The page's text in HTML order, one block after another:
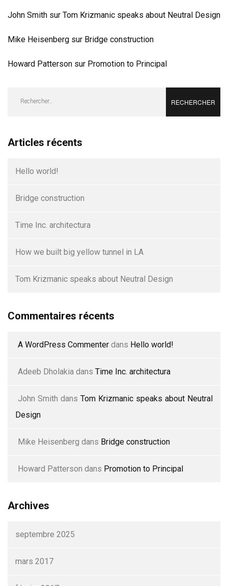
John Smith sur Tom Krizmanic speaks about Neutral Design
Mike Heisenberg sur Bridge construction
Howard Patterson sur Promotion to Principal
Articles récents
Hello world!
Bridge construction
Time Inc. architectura
How we built big yellow tunnel in LA
Tom Krizmanic speaks about Neutral Design
Commentaires récents
A WordPress Commenter dans Hello world!
Adeeb Dholakia dans Time Inc. architectura
John Smith dans Tom Krizmanic speaks about Neutral
Design
Mike Heisenberg dans Bridge construction
Howard Patterson dans Promotion to Principal
Archives
septembre 2025
mars 2017